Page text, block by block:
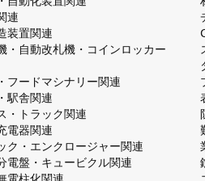
連
装置関連
・自動改札機・コインロッカー
フードマシナリー関連
駅舎関連
・トラック関連
電器関連
ク・エンクロージャー関連
電盤・キュービクル関連